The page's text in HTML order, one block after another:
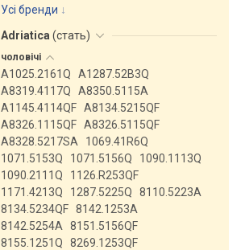
Усі бренди
Adriatica (стать)
чоловічі
A1025.2161Q
A1287.52B3Q
A8319.4117Q
A8350.5115A
A1145.4114QF A8134.5215QF
A8326.1115QF A8326.5115QF
A8328.5217SA
1069.41R6Q
1071.5153Q
1071.5156Q
1090.1113Q
1090.2111Q
1126.R253QF
1171.4213Q
1287.5225Q
8110.5223A
8134.5234QF 8142.1253A
8142.5254A
8151.5156QF
8155.1251Q
8269.1253QF